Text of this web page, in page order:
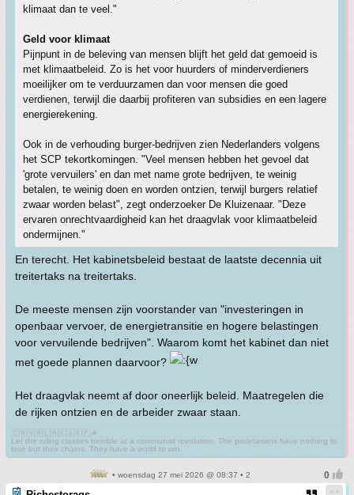
klimaat dan te veel."
Geld voor klimaat
Pijnpunt in de beleving van mensen blijft het geld dat gemoeid is
met klimaatbeleid. Zo is het voor huurders of minderverdieners
moeilijker om te verduurzamen dan voor mensen die goed
verdienen, terwijl die daarbij profiteren van subsidies en een lagere
energierekening.
Ook in de verhouding burger-bedrijven zien Nederlanders volgens
het SCP tekortkomingen. "Veel mensen hebben het gevoel dat
'grote vervuilers' en dan met name grote bedrijven, te weinig
betalen, te weinig doen en worden ontzien, terwijl burgers relatief
zwaar worden belast", zegt onderzoeker De Kluizenaar. "Deze
ervaren onrechtvaardigheid kan het draagvlak voor klimaatbeleid
ondermijnen."
En terecht. Het kabinetsbeleid bestaat de laatste decennia uit
treitertaks na treitertaks.
De meeste mensen zijn voorstander van "investeringen in
openbaar vervoer, de energietransitie en hogere belastingen
voor vervuilende bedrijven". Waarom komt het kabinet dan niet
met goede plannen daarvoor?
Het draagvlak neemt af door oneerlijk beleid. Maatregelen die
de rijken ontzien en de arbeider zwaar staan.
🇨🇳🇻🇳🇱🇦🇨🇺🇰🇵☭
Let the ruling classes tremble at a communist revolution. The proletarians have nothing to
lose but their chains. They have a world to win.
• woensdag 27 mei 2026 @ 08:37 • 2